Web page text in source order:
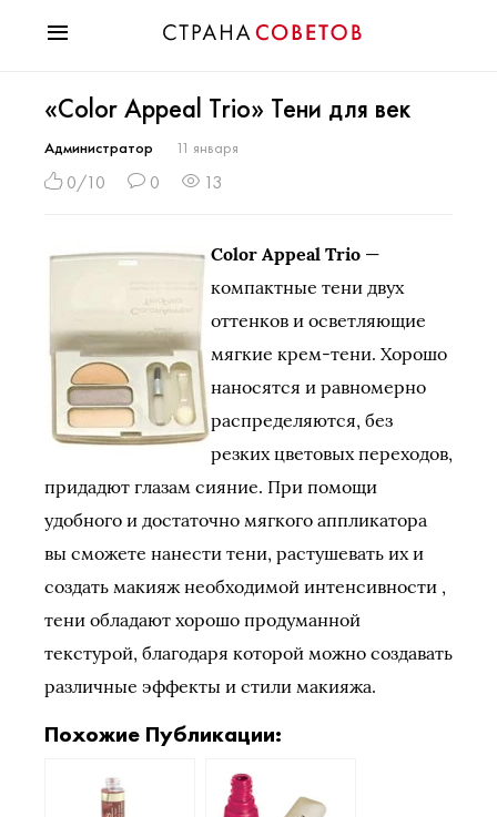
Мода
Звезды
Гороскопы
Хобби
Праздники
«Color Appeal Trio» Тени для век
Администратор 11 января
0/10 0 13
Color Appeal Trio —
компактные тени двух
оттенков и осветляющие
мягкие крем-тени. Хорошо
наносятся и равномерно
распределяются, без
резких цветовых переходов,
придадют глазам сияние. При помощи
удобного и достаточно мягкого аппликатора
вы сможете нанести тени, растушевать их и
создать макияж необходимой интенсивности ,
тени обладают хорошо продуманной
текстурой, благодаря которой можно создавать
различные эффекты и стили макияжа.
Похожие Публикации: